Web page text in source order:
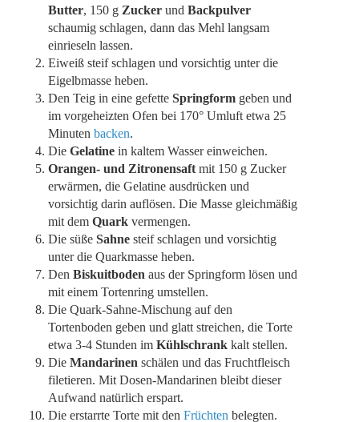
Butter, 150 g Zucker und Backpulver
schaumig schlagen, dann das Mehl langsam
einrieseln lassen.
Eiweiß steif schlagen und vorsichtig unter die
Eigelbmasse heben.
Den Teig in eine gefette Springform geben und
im vorgeheizten Ofen bei 170° Umluft etwa 25
Minuten backen.
Die Gelatine in kaltem Wasser einweichen.
Orangen- und Zitronensaft mit 150 g Zucker
erwärmen, die Gelatine ausdrücken und
vorsichtig darin auflösen. Die Masse gleichmäßig
mit dem Quark vermengen.
Die süße Sahne steif schlagen und vorsichtig
unter die Quarkmasse heben.
Den Biskuitboden aus der Springform lösen und
mit einem Tortenring umstellen.
Die Quark-Sahne-Mischung auf den
Tortenboden geben und glatt streichen, die Torte
etwa 3-4 Stunden im Kühlschrank kalt stellen.
Die Mandarinen schälen und das Fruchtfleisch
filetieren. Mit Dosen-Mandarinen bleibt dieser
Aufwand natürlich erspart.
Die erstarrte Torte mit den Früchten belegten.